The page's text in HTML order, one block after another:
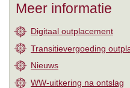
Meer informatie
Digitaal outplacement
Transitievergoeding
Nieuws
WW-uitkering na ontslag